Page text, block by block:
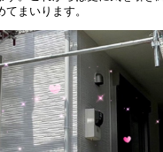
まいります。